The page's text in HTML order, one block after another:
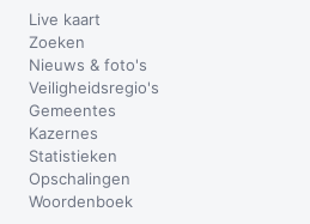
Live kaart
Zoeken
Nieuws & foto's
Veiligheidsregio's
Gemeentes
Kazernes
Statistieken
Opschalingen
Woordenboek